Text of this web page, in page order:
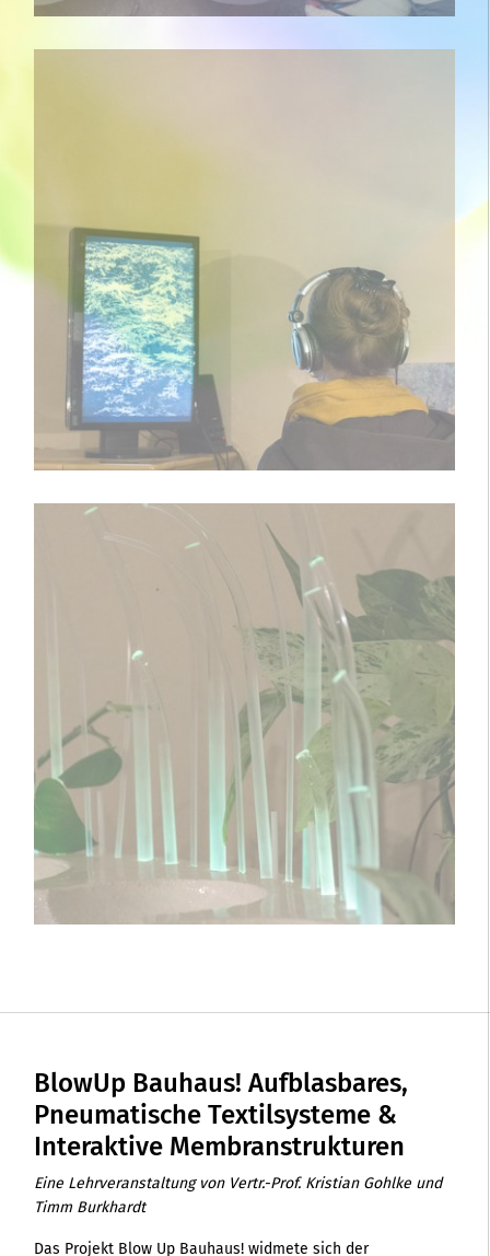
BlowUp Bauhaus! Aufblasbares,
Pneumatische Textilsysteme &
Interaktive Membranstrukturen
Eine Lehrveranstaltung von Vertr.-Prof. Kristian Gohlke und
Timm Burkhardt
Das Projekt Blow Up Bauhaus! widmete sich der